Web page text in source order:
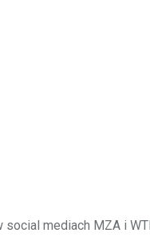
mediach MZA i